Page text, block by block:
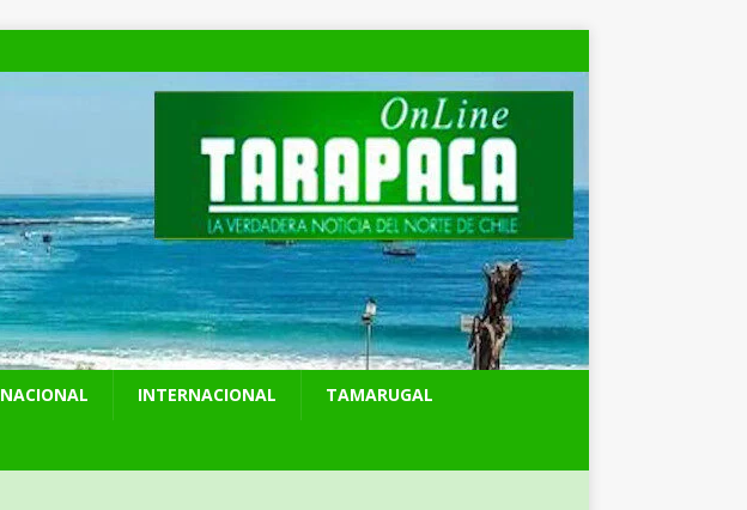
NACIONAL INTERNACIONAL TAMARUGAL